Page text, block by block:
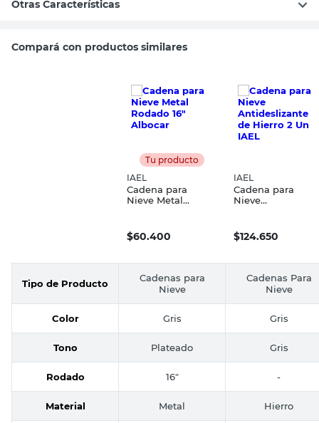
Otras Características
Compará con productos similares
Tu producto
IAEL
Cadena para
Nieve Metal
$60.400
IAEL
Cadena para
Nieve
$124.650
Tipo de Producto
Cadenas para
Nieve
Cadenas Para
Nieve
Color Gris Gris
Tono Plateado Gris
Rodado 16" -
Material Metal Hierro